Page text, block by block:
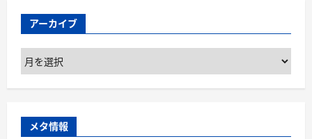
アーカイブ
ア
ー
カ
ブ
メタ情報